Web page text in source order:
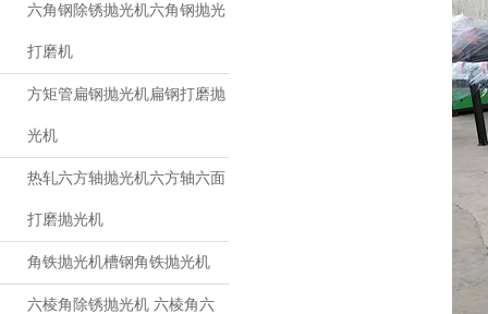
六角钢除锈抛光机六角钢抛光
打磨机
方矩管扁钢抛光机扁钢打磨抛
光机
热轧六方轴抛光机六方轴六面
打磨抛光机
角铁抛光机槽钢角铁抛光机
六棱角除锈抛光机 六棱角六